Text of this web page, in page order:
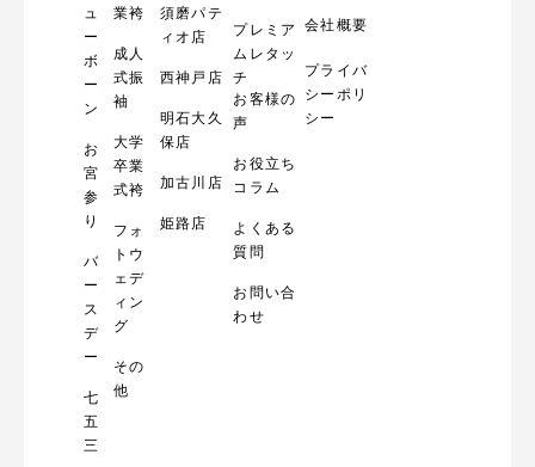
ュ
ー
ボ
ー
ン
お
宮
参
り
バ
ー
ス
デ
ー
七
五
三
業袴
成人
式振
袖
大学
卒業
式袴
フォ
トウ
ェデ
ィン
グ
その
他
須磨パテ
ィオ店
西神戸店
明石大久
保店
加古川店
姫路店
プレミア
ムレタッ
チ
お客様の
声
お役立ち
コラム
よくある
質問
お問い合
わせ
会社概要
プライバ
シーポリ
シー